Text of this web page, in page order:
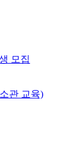
모집
관 교육)